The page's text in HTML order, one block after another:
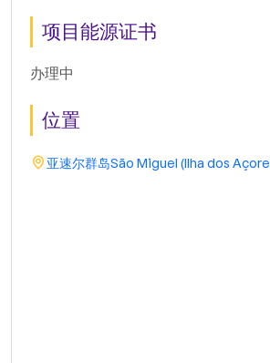
项目能源证书
办理中
位置
亚速尔群岛São Miguel (Ilha dos